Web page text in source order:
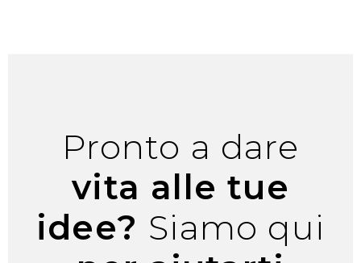
Pronto a dare
vita alle tue
idee? Siamo qui